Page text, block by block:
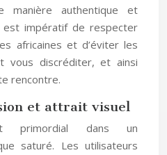
manière authentique et
est impératif de respecter
africaines et d’éviter les
vous discréditer, et ainsi
rencontre.
et attrait visuel
primordial dans un
saturé. Les utilisateurs